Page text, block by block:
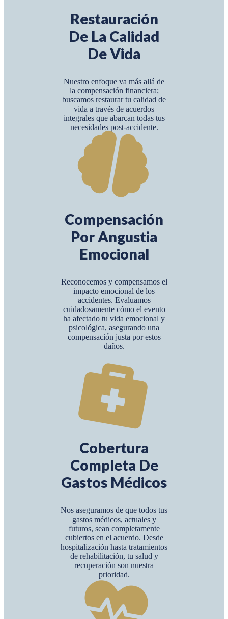
Restauración
De La Calidad
De Vida
Nuestro enfoque va más allá de
la compensación financiera;
buscamos restaurar tu calidad de
vida a través de acuerdos
integrales que abarcan todas tus
necesidades post-accidente.
Compensación
Por Angustia
Emocional
Reconocemos y compensamos el
impacto emocional de los
accidentes. Evaluamos
cuidadosamente cómo el evento
ha afectado tu vida emocional y
psicológica, asegurando una
compensación justa por estos
daños.
Cobertura
Completa De
Gastos Médicos
Nos aseguramos de que todos tus
gastos médicos, actuales y
futuros, sean completamente
cubiertos en el acuerdo. Desde
hospitalización hasta tratamientos
de rehabilitación, tu salud y
recuperación son nuestra
prioridad.